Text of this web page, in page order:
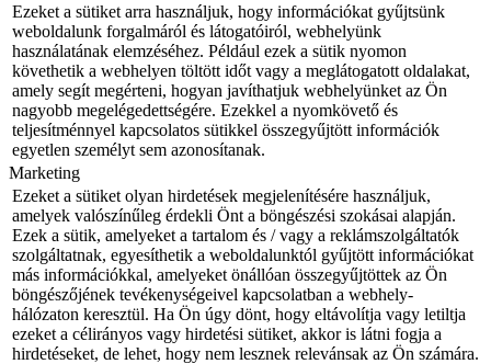
Ezeket a sütiket arra használjuk, hogy információkat gyűjtsünk
weboldalunk forgalmáról és látogatóiról, webhelyünk
használatának elemzéséhez. Például ezek a sütik nyomon
követhetik a webhelyen töltött időt vagy a meglátogatott oldalakat,
amely segít megérteni, hogyan javíthatjuk webhelyünket az Ön
nagyobb megelégedettségére. Ezekkel a nyomkövető és
teljesítménnyel kapcsolatos sütikkel összegyűjtött információk
egyetlen személyt sem azonosítanak.
Marketing
Ezeket a sütiket olyan hirdetések megjelenítésére használjuk,
amelyek valószínűleg érdekli Önt a böngészési szokásai alapján.
Ezek a sütik, amelyeket a tartalom és / vagy a reklámszolgáltatók
szolgáltatnak, egyesíthetik a weboldalunktól gyűjtött információkat
más információkkal, amelyeket önállóan összegyűjtöttek az Ön
böngészőjének tevékenységeivel kapcsolatban a webhely-
hálózaton keresztül. Ha Ön úgy dönt, hogy eltávolítja vagy letiltja
ezeket a célirányos vagy hirdetési sütiket, akkor is látni fogja a
hirdetéseket, de lehet, hogy nem lesznek relevánsak az Ön számára.